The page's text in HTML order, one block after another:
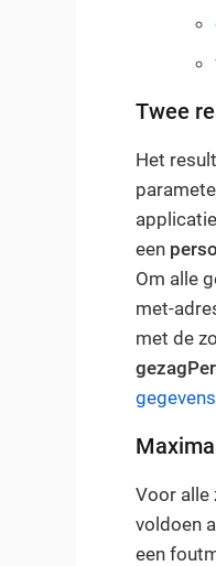
Twee
Het
een
Om alle
met-
met de
Voor alle
voldoen
een